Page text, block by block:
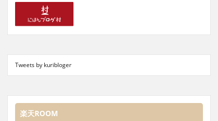
Tweets by kuribloger
楽天ROOM